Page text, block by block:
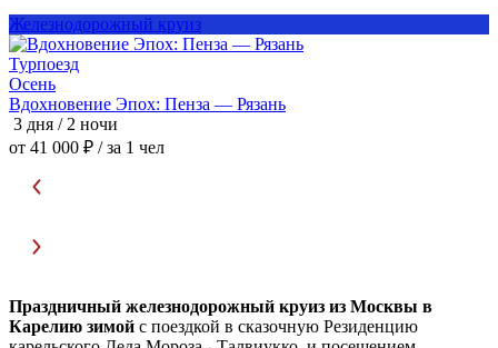
Железнодорожный круиз
Турпоезд
Осень
Вдохновение Эпох: Пенза — Рязань
3 дня / 2 ночи
от 41 000 ₽ / за 1 чел
Праздничный железнодорожный круиз из Москвы в
Карелию зимой с поездкой в сказочную Резиденцию